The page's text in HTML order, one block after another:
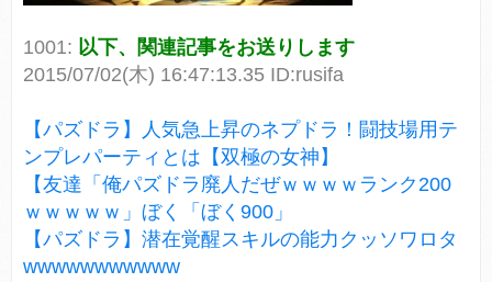
1001: 以下、関連記事をお送りします
2015/07/02(木) 16:47:13.35 ID:rusifa
【パズドラ】人気急上昇のネプドラ！闘技場用テ
ンプレパーティとは【双極の女神】
【友達「俺パズドラ廃人だぜｗｗｗｗランク200
ｗｗｗｗｗ」ぼく「ぼく900」
【パズドラ】潜在覚醒スキルの能力クッソワロタ
wwwwwwwwwww